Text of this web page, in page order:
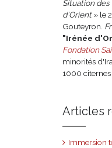
Situation
d’Orient» le
Gouteyron.
"Irénée
Fondation
minorités
1000
Articles
Immersion